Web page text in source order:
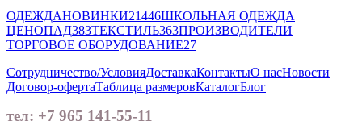
ОДЕЖДАНОВИНКИ21446ШКОЛЬНАЯ ОДЕЖДА
ЦЕНОПАД383ТЕКСТИЛЬ363ПРОИЗВОДИТЕЛИ
ТОРГОВОЕ ОБОРУДОВАНИЕ27
Сотрудничество/УсловияДоставкаКонтактыО насНовости
Договор-офертаТаблица размеровКаталогБлог
тел: +7 965 141-55-11